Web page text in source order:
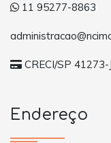
11 95277-8863
CRECI/SP 41273-J
Endereço